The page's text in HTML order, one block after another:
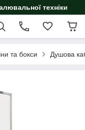
техніки
та бокси Душова